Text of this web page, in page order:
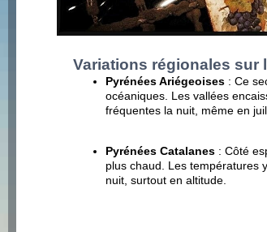
Variations régionales sur
Pyrénées Ariégeoises : Ce
océaniques. Les vallées
fréquentes la nuit, même en
Pyrénées Catalanes : Côté
plus chaud. Les températures
nuit, surtout en altitude.